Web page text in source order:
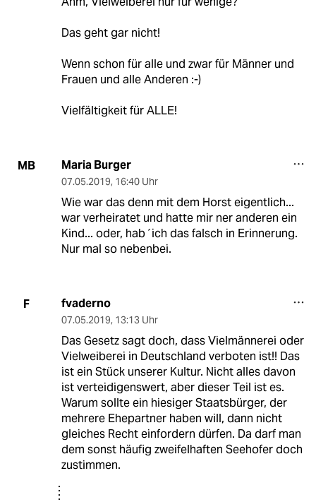
Das geht gar nicht!
Wenn schon für alle und zwar für Männer und
Frauen und alle Anderen :-)
Vielfältigkeit für ALLE!
MB Maria Burger
07.05.2019, 16:40 Uhr
Wie war das denn mit dem Horst eigentlich...
war verheiratet und hatte mir ner anderen ein
Kind... oder, hab´ich das falsch in Erinnerung.
Nur mal so nebenbei.
F fvaderno
07.05.2019, 13:13 Uhr
Das Gesetz sagt doch, dass Vielmännerei oder
Vielweiberei in Deutschland verboten ist!! Das
ist ein Stück unserer Kultur. Nicht alles davon
ist verteidigenswert, aber dieser Teil ist es.
Warum sollte ein hiesiger Staatsbürger, der
mehrere Ehepartner haben will, dann nicht
gleiches Recht einfordern dürfen. Da darf man
dem sonst häufig zweifelhaften Seehofer doch
zustimmen.